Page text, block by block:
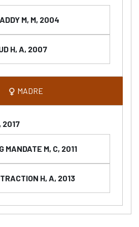
M, M, 2004
H, A, 2007
MADRE
2017
MANDATE M, C, 2011
H, A, 2013